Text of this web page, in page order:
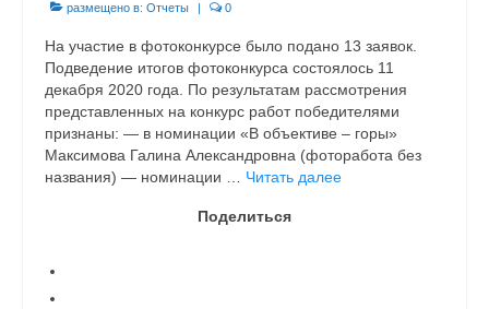
размещено в: Отчеты | 0
На участие в фотоконкурсе было подано 13 заявок.
Подведение итогов фотоконкурса состоялось 11
декабря 2020 года. По результатам рассмотрения
представленных на конкурс работ победителями
признаны: — в номинации «В объективе – горы»
Максимова Галина Александровна (фоторабота без
названия) — номинации … Читать далее
Поделиться